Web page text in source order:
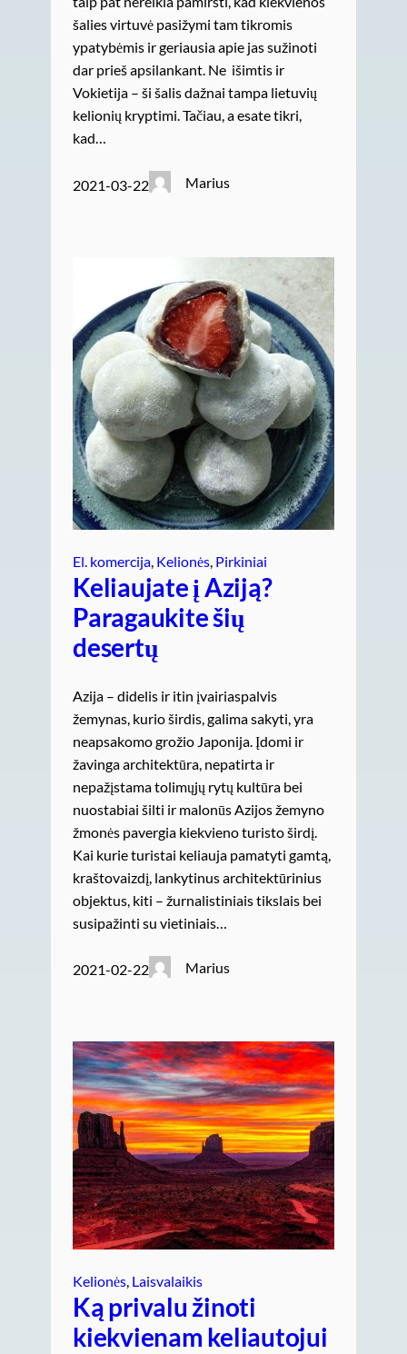
šalies virtuvė pasižymi tam tikromis
ypatybėmis ir geriausia apie jas sužinoti
dar prieš apsilankant. Ne išimtis ir
Vokietija – ši šalis dažnai tampa lietuvių
kelionių kryptimi. Tačiau, a esate tikri,
kad…
2021-03-22 Marius
El. komercija, Kelionės, Pirkiniai
Keliaujate į Aziją?
Paragaukite šių
desertų
Azija – didelis ir itin įvairiaspalvis
žemynas, kurio širdis, galima sakyti, yra
neapsakomo grožio Japonija. Įdomi ir
žavinga architektūra, nepatirta ir
nepažįstama tolimųjų rytų kultūra bei
nuostabiai šilti ir malonūs Azijos žemyno
žmonės pavergia kiekvieno turisto širdį.
Kai kurie turistai keliauja pamatyti gamtą,
kraštovaizdį, lankytinus architektūrinius
objektus, kiti – žurnalistiniais tikslais bei
susipažinti su vietiniais…
2021-02-22 Marius
Kelionės, Laisvalaikis
Ką privalu žinoti
kiekvienam keliautojui